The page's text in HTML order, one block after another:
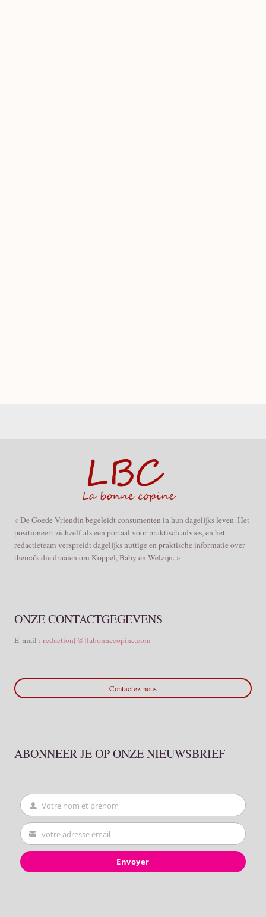
« De Goede Vriendin begeleidt consumenten in hun dagelijks leven. Het
positioneert zichzelf als een portaal voor praktisch advies, en het
redactieteam verspreidt dagelijks nuttige en praktische informatie over
thema’s die draaien om Koppel, Baby en Welzijn. »
ONZE CONTACTGEGEVENS
E-mail : redaction[@]labonnecopine.com
Contactez-nous
ABONNEER JE OP ONZE NIEUWSBRIEF
First
Name
Votre nom et prénom
Your
email
votre adresse email
Envoyer